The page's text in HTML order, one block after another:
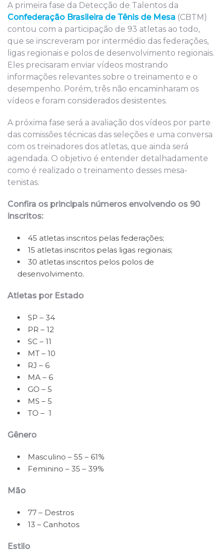
A primeira fase da Detecção de Talentos da
Confederação Brasileira de Tênis de Mesa (CBTM)
contou com a participação de 93 atletas ao todo,
que se inscreveram por intermédio das federações,
ligas regionais e polos de desenvolvimento regionais.
Eles precisaram enviar vídeos mostrando
informações relevantes sobre o treinamento e o
desempenho. Porém, três não encaminharam os
vídeos e foram considerados desistentes.
A próxima fase será a avaliação dos vídeos por parte
das comissões técnicas das seleções e uma conversa
com os treinadores dos atletas, que ainda será
agendada. O objetivo é entender detalhadamente
como é realizado o treinamento desses mesa-
tenistas.
Confira os principais números envolvendo os 90
inscritos:
45 atletas inscritos pelas federações;
15 atletas inscritos pelas ligas regionais;
30 atletas inscritos pelos polos de
desenvolvimento.
Atletas por Estado
SP – 34
PR – 12
SC – 11
MT – 10
RJ – 6
MA – 6
GO – 5
MS – 5
TO – 1
Gênero
Masculino – 55 – 61%
Feminino – 35 – 39%
Mão
77 – Destros
13 – Canhotos
Estilo